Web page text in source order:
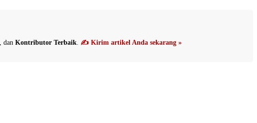
, dan Kontributor Terbaik ✍️ Kirim artikel Anda sekarang »